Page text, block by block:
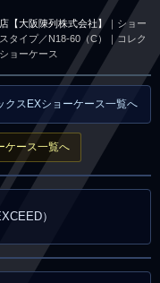
【大阪陳列株式会社】 ｜ショー
タイプ／N18-60（C）｜コレク
ョーケース
クスEXショーケース一覧へ
ケース一覧へ
）